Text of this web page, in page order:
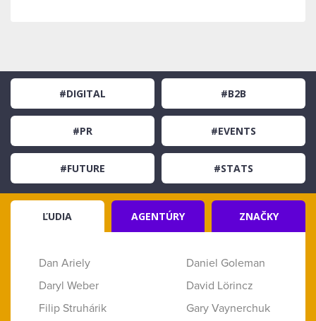
#DIGITAL #B2B
#PR #EVENTS
#FUTURE #STATS
ĽUDIA AGENTÚRY ZNAČKY
Dan Ariely
Daniel Goleman
Daryl Weber
David Lörincz
Filip Struhárik
Gary Vaynerchuk